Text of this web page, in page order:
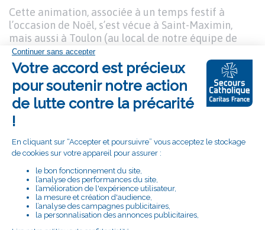
Cette animation, associée à un temps festif à
l’occasion de Noël, s’est vécue à Saint-Maximin,
mais aussi à Toulon (au local de notre équipe de
Chalucet), suivie d’un repas au siège de la
délégation du Secours Catholique du Var.
«La réflexion en profondeur ; découvrir les
différences de perception des autres ; oser partager ;
la place laissée au silence ; la confiance à un plus
grand que moi ; la flamme est toujours un espoir, une
par les participants à l’issue de ce « Café spi ».
La Lumière m’as mis sur la route
La lumière m’a mis sur la route, la route que j’ai
choisie dans mes rêves ; comment je vais pouvoir
retrouver ce temps de partage qui permet de vivre la